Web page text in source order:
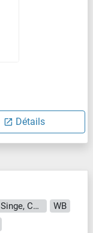
Détails
Reactivité: Humain, Souris, Rat, Singe, Chien, Porc, Cheval, Boeuf (Vache), Cobaye, Roussette (Chauve-souris)
WB